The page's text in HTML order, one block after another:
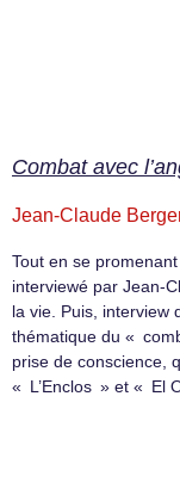
Combat avec
Jean-Claude
Tout en se
interviewé par Jean-
la vie. Puis, interview
thématique du «
prise de conscience,
« L’Enclos » et « El